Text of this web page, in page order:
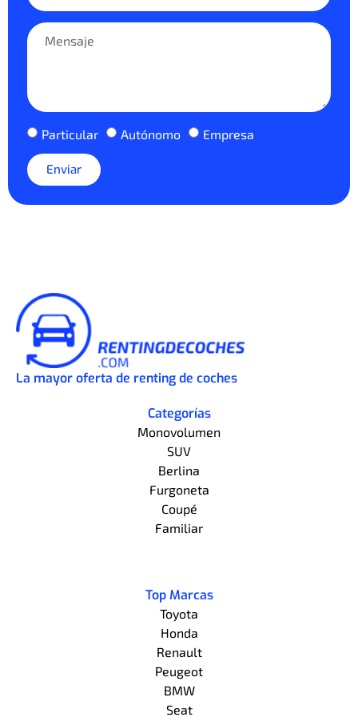
Particular Autónomo Empresa
Enviar
La mayor oferta de renting de coches
Categorías
Monovolumen
SUV
Berlina
Furgoneta
Coupé
Familiar
Top Marcas
Toyota
Honda
Renault
Peugeot
BMW
Seat